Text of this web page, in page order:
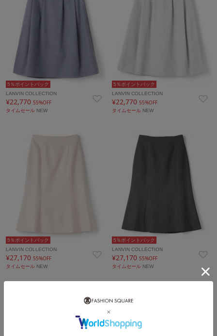
5％ポイントバック
LANVIN COLLECTION
¥22,770 55%OFF
タイムセール NEW
5％ポイントバック
LANVIN COLLECTION
¥22,77055%OFF
タイムセール NEW
5％ポイントバック
LANVIN COLLECTION
¥27,170 55%OFF
タイムセール NEW
5％ポイントバック
LANVIN COLLECTION
¥27,17055%OFF
タイムセール NEW